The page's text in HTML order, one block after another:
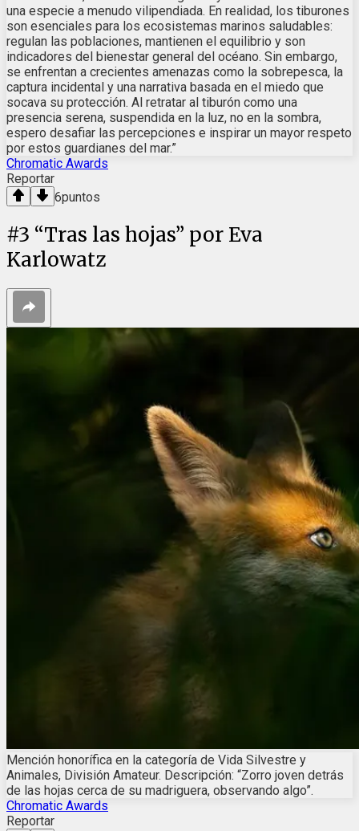
una especie a menudo vilipendiada. En realidad, los tiburones
son esenciales para los ecosistemas marinos saludables:
regulan las poblaciones, mantienen el equilibrio y son
indicadores del bienestar general del océano. Sin embargo,
se enfrentan a crecientes amenazas como la sobrepesca, la
captura incidental y una narrativa basada en el miedo que
socava su protección. Al retratar al tiburón como una
presencia serena, suspendida en la luz, no en la sombra,
espero desafiar las percepciones e inspirar un mayor respeto
por estos guardianes del mar.”
Chromatic Awards
Reportar
6puntos
#3 “Tras las hojas” por Eva
Karlowatz
Mención honorífica en la categoría de Vida Silvestre y
Animales, División Amateur. Descripción: “Zorro joven detrás
de las hojas cerca de su madriguera, observando algo”.
Chromatic Awards
Reportar